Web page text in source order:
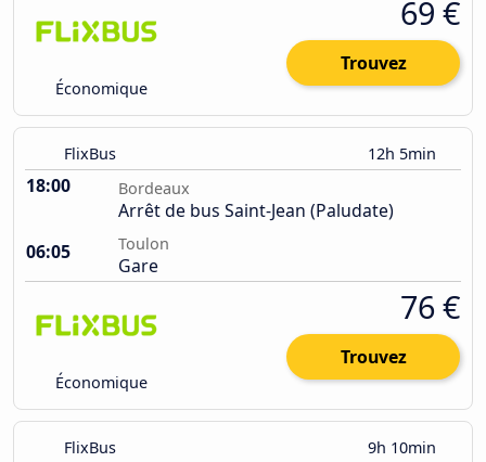
Économique
69 €
Trouvez
FlixBus 12h 5min
18:00 Bordeaux
Arrêt de bus Saint-Jean (Paludate)
06:05
Toulon
Gare
Économique
76 €
Trouvez
FlixBus 9h 10min